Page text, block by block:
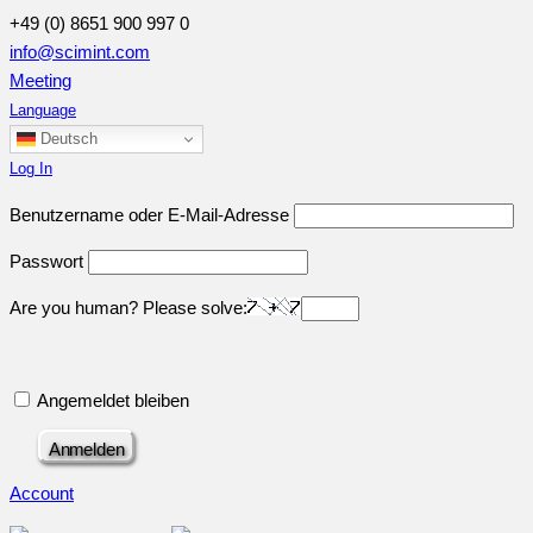
+49 (0) 8651 900 997 0
info@scimint.com
Meeting
Language
Deutsch
Log In
Benutzername oder E-Mail-Adresse
Passwort
Are you human? Please solve:
Angemeldet bleiben
Account